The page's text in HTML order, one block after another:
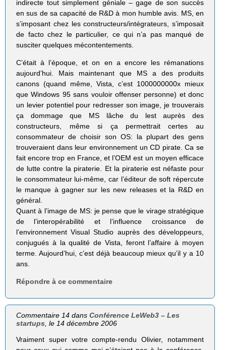
indirecte tout simplement géniale – gage de son succès
en sus de sa capacité de R&D à mon humble avis. MS, en
s’imposant chez les constructeurs/intégrateurs, s’imposait
de facto chez le particulier, ce qui n’a pas manqué de
susciter quelques mécontentements.
C’était à l’époque, et on en a encore les rémanations
aujourd’hui. Mais maintenant que MS a des produits
canons (quand même, Vista, c’est 1000000000x mieux
que Windows 95 sans vouloir offenser personne) et donc
un levier potentiel pour redresser son image, je trouverais
ça dommage que MS lâche du lest auprès des
constructeurs, même si ça permettrait certes au
consommateur de choisir son OS: la plupart des gens
trouveraient dans leur environnement un CD pirate. Ca se
fait encore trop en France, et l’OEM est un moyen efficace
de lutte contre la piraterie. Et la piraterie est néfaste pour
le consommateur lui-même, car l’éditeur de soft répercute
le manque à gagner sur les new releases et la R&D en
général.
Quant à l’image de MS: je pense que le virage stratégique
de l’interopérabilité et l’influence croissance de
l’environnement Visual Studio auprès des développeurs,
conjugués à la qualité de Vista, feront l’affaire à moyen
terme. Aujourd’hui, c’est déjà beaucoup mieux qu’il y a 10
ans.
Répondre à ce commentaire
Commentaire 14 dansConférence LeWeb3 – Les
startups , le 14 décembre 2006
Vraiment super votre compte-rendu Olivier, notamment